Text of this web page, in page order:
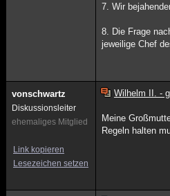
7. Wir
8. Die Frage
jeweilige Chef
vonschwartz
Diskussionsleiter
ehemaliges Mitglied
Link kopieren
Lesezeichen setzen
Wilhelm II. -
Meine
Regeln halten